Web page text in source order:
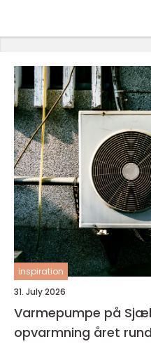
inspiration
31. July 2026
Varmepumpe på
opvarmning året